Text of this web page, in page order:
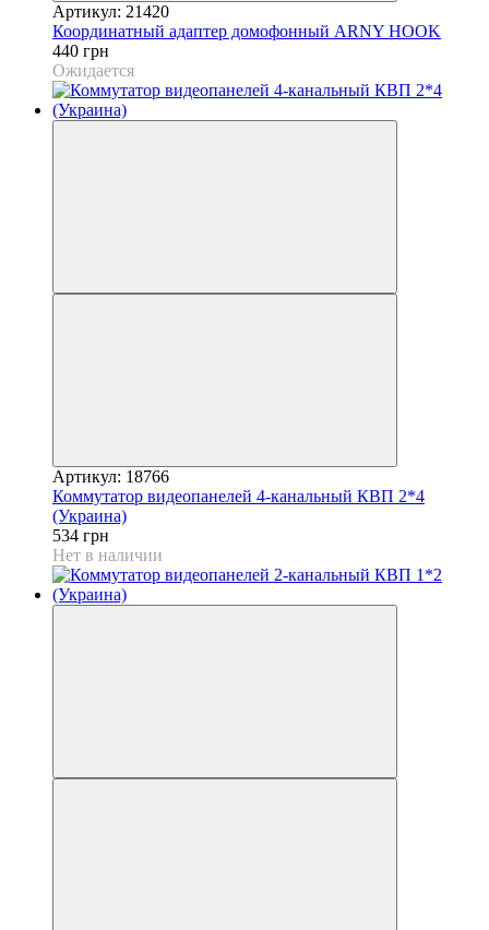
Артикул: 21420
Координатный адаптер домофонный ARNY HOOK
440 грн
Ожидается
Артикул: 18766
Коммутатор видеопанелей 4-канальный КВП 2*4
(Украина)
534 грн
Нет в наличии